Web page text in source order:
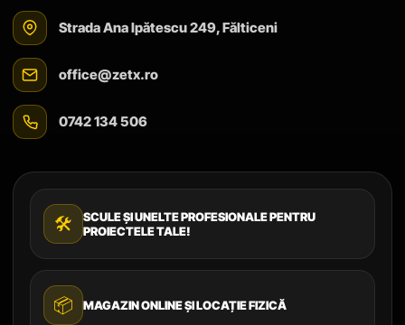
Strada Ana Ipătescu 249, Fălticeni
office@zetx.ro
0742 134 506
🛠️
SCULE ȘI UNELTE PROFESIONALE PENTRU
PROIECTELE TALE!
📦 MAGAZIN ONLINE ȘI LOCAȚIE FIZICĂ